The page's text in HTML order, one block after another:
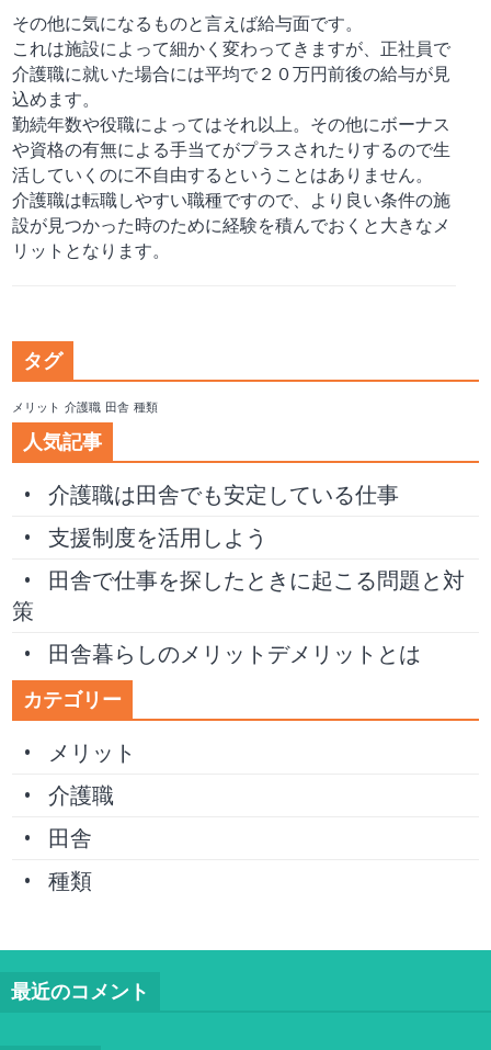
その他に気になるものと言えば給与面です。
これは施設によって細かく変わってきますが、正社員で
介護職に就いた場合には平均で２０万円前後の給与が見
込めます。
勤続年数や役職によってはそれ以上。その他にボーナス
や資格の有無による手当てがプラスされたりするので生
活していくのに不自由するということはありません。
介護職は転職しやすい職種ですので、より良い条件の施
設が見つかった時のために経験を積んでおくと大きなメ
リットとなります。
タグ
メリット 介護職 田舎 種類
人気記事
介護職は田舎でも安定している仕事
支援制度を活用しよう
田舎で仕事を探したときに起こる問題と対
策
田舎暮らしのメリットデメリットとは
カテゴリー
メリット
介護職
田舎
種類
最近のコメント